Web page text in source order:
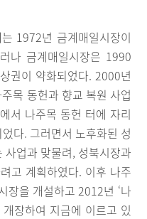
1972년 금계매일시장이
나 금계매일시장은 1990
권이 약화되었다. 2000년
목 동헌과 향교 복원 사업
서 나주목 동헌 터에 자리
다. 그러면서 노후화된 성
업과 맞물려, 성북시장과
고 계획하였다. 이후 나주
장을 개설하고 2012년 ‘나
장하여 지금에 이르고 있